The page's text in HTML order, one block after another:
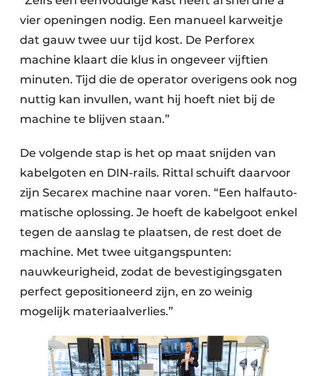
vier openingen nodig. Een manueel karweitje
dat gauw twee uur tijd kost. De Perforex
machine klaart die klus in ongeveer vijftien
minuten. Tijd die de operator overigens ook nog
nuttig kan invullen, want hij hoeft niet bij de
machine te blijven staan.”
De volgende stap is het op maat snijden van
kabelgoten en DIN-rails. Rittal schuift daarvoor
zijn Secarex machine naar voren. “Een halfauto­
matische oplossing. Je hoeft de kabelgoot enkel
tegen de aanslag te plaatsen, de rest doet de
machine. Met twee uitgangspunten:
nauwkeurigheid, zodat de bevestigingsgaten
perfect gepositioneerd zijn, en zo weinig
mogelijk materiaalverlies.”